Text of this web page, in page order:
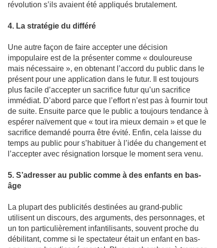
révolution s’ils avaient été appliqués brutalement.
4. La stratégie du différé
Une autre façon de faire accepter une décision
impopulaire est de la présenter comme « douloureuse
mais nécessaire », en obtenant l’accord du public dans le
présent pour une application dans le futur. Il est toujours
plus facile d’accepter un sacrifice futur qu’un sacrifice
immédiat. D’abord parce que l’effort n’est pas à fournir tout
de suite. Ensuite parce que le public a toujours tendance à
espérer naïvement que « tout ira mieux demain » et que le
sacrifice demandé pourra être évité. Enfin, cela laisse du
temps au public pour s’habituer à l’idée du changement et
l’accepter avec résignation lorsque le moment sera venu.
5. S’adresser au public comme à des enfants en bas-
âge
La plupart des publicités destinées au grand-public
utilisent un discours, des arguments, des personnages, et
un ton particulièrement infantilisants, souvent proche du
débilitant, comme si le spectateur était un enfant en bas-